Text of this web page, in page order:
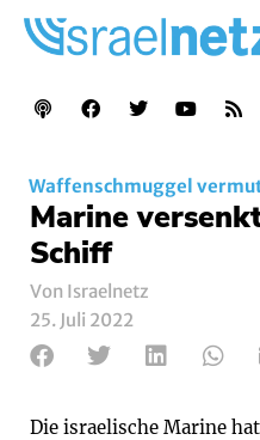
Waffenschmuggel
Marine
Schiff
Von Israelnetz
25. Juli 2022
Die israelische Marine